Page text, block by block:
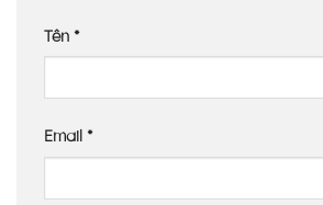
Tên *
Email *